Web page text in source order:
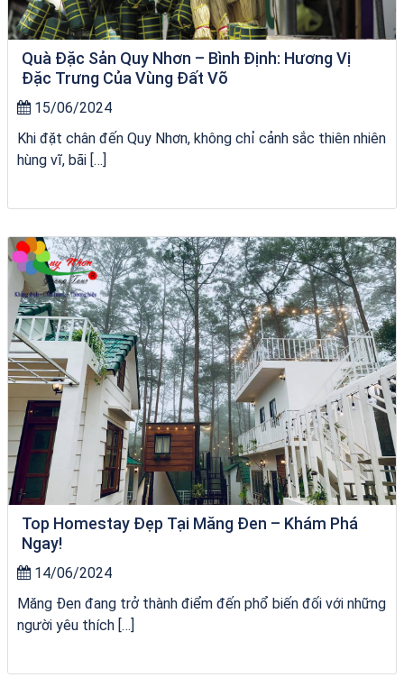
Quà Đặc Sản Quy Nhơn – Bình Định: Hương Vị
Đặc Trưng Của Vùng Đất Võ
15/06/2024
Khi đặt chân đến Quy Nhơn, không chỉ cảnh sắc thiên nhiên
hùng vĩ, bãi […]
VÉ HẢI GIANG
Top Homestay Đẹp Tại Măng Đen – Khám Phá
Ngay!
14/06/2024
Măng Đen đang trở thành điểm đến phổ biến đối với những
người yêu thích […]